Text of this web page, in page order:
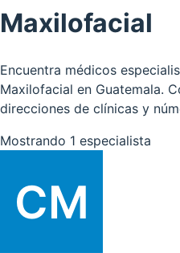
Maxilofacial
Encuentra médicos
Maxilofacial en Guatemala.
direcciones de clínicas y
Mostrando 1 especialista